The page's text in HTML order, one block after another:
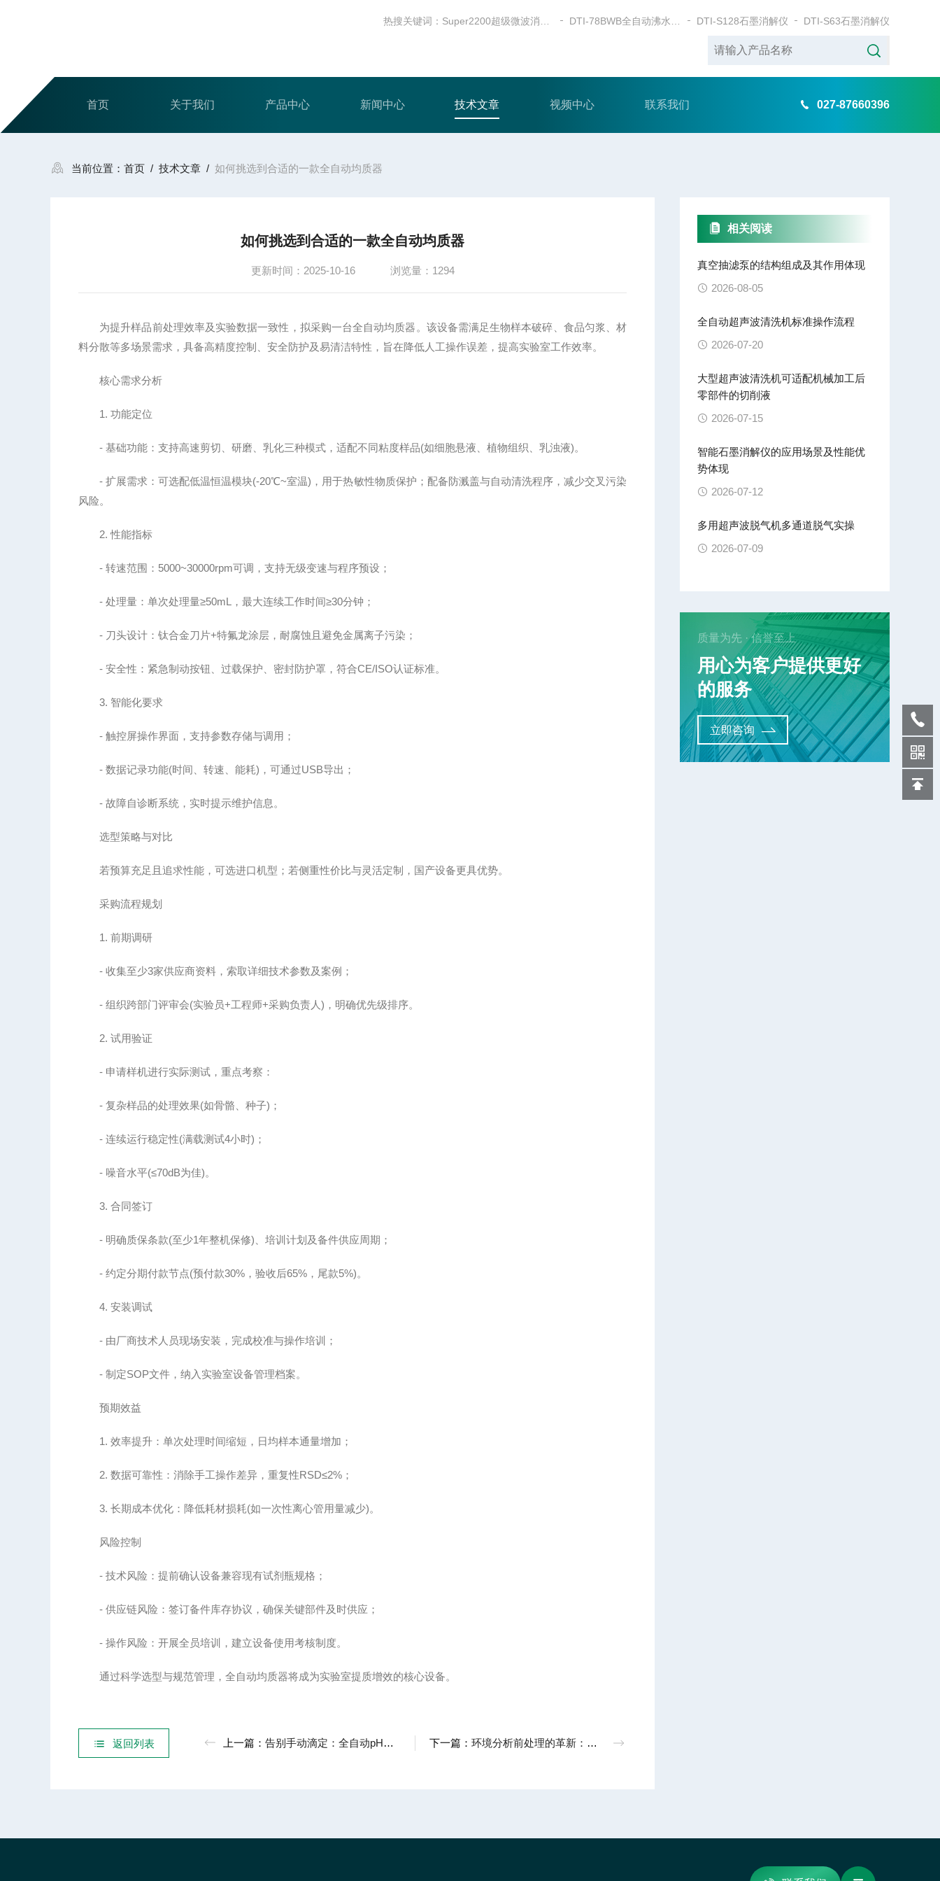
热搜关键词： DTI-S128石墨消解仪 DTI-S63石墨消解仪
首页 关于我们 产品中心 新闻中心 技术文章 视频中心 联系我们 027-87660396
当前位置： 首页 / 技术文章 / 如何挑选到合适的一款全自动均质器
如何挑选到合适的一款全自动均质器
更新时间：2025-10-16 浏览量：1294
为提升样品前处理效率及实验数据一致性，拟采购一台全自动均质器。该设备需满足生物样本破碎、食品匀浆、材
料分散等多场景需求，具备高精度控制、安全防护及易清洁特性，旨在降低人工操作误差，提高实验室工作效率。
核心需求分析
1. 功能定位
- 基础功能：支持高速剪切、研磨、乳化三种模式，适配不同粘度样品(如细胞悬液、植物组织、乳浊液)。
- 扩展需求：可选配低温恒温模块(-20℃~室温)，用于热敏性物质保护；配备防溅盖与自动清洗程序，减少交叉污染
风险。
2. 性能指标
- 转速范围：5000~30000rpm可调，支持无级变速与程序预设；
- 处理量：单次处理量≥50mL，最大连续工作时间≥30分钟；
- 刀头设计：钛合金刀片+特氟龙涂层，耐腐蚀且避免金属离子污染；
- 安全性：紧急制动按钮、过载保护、密封防护罩，符合CE/ISO认证标准。
3. 智能化要求
- 触控屏操作界面，支持参数存储与调用；
- 数据记录功能(时间、转速、能耗)，可通过USB导出；
- 故障自诊断系统，实时提示维护信息。
选型策略与对比
若预算充足且追求性能，可选进口机型；若侧重性价比与灵活定制，国产设备更具优势。
采购流程规划
1. 前期调研
- 收集至少3家供应商资料，索取详细技术参数及案例；
- 组织跨部门评审会(实验员+工程师+采购负责人)，明确优先级排序。
2. 试用验证
- 申请样机进行实际测试，重点考察：
- 复杂样品的处理效果(如骨骼、种子)；
- 连续运行稳定性(满载测试4小时)；
- 噪音水平(≤70dB为佳)。
3. 合同签订
- 明确质保条款(至少1年整机保修)、培训计划及备件供应周期；
- 约定分期付款节点(预付款30%，验收后65%，尾款5%)。
4. 安装调试
- 由厂商技术人员现场安装，完成校准与操作培训；
- 制定SOP文件，纳入实验室设备管理档案。
预期效益
1. 效率提升：单次处理时间缩短，日均样本通量增加；
2. 数据可靠性：消除手工操作差异，重复性RSD≤2%；
3. 长期成本优化：降低耗材损耗(如一次性离心管用量减少)。
风险控制
- 技术风险：提前确认设备兼容现有试剂瓶规格；
- 供应链风险：签订备件库存协议，确保关键部件及时供应；
- 操作风险：开展全员培训，建立设备使用考核制度。
通过科学选型与规范管理，全自动均质器将成为实验室提质增效的核心设备。
返回列表 上一篇： 告别手动滴定：全自动pH测定仪如何重塑实验室效率与精准度 下一篇： 环境分析前处理的革新：全自动石墨消解技术
相关阅读
真空抽滤泵的结构组成及其作用体现
2026-08-05
全自动超声波清洗机标准操作流程
2026-07-20
大型超声波清洗机可适配机械加工后
零部件的切削液
2026-07-15
智能石墨消解仪的应用场景及性能优
势体现
2026-07-12
多用超声波脱气机多通道脱气实操
2026-07-09
质量为先 · 信誉至上
用心为客户提供更好
的服务
立即咨询